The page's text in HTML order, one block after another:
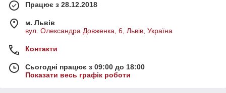
Працює з 28.12.2018
м. Львів
вул. Олександра Довженка, 6, Львів, Україна
Контакти
Сьогодні працює з 09:00 до 18:00
Показати весь графік роботи